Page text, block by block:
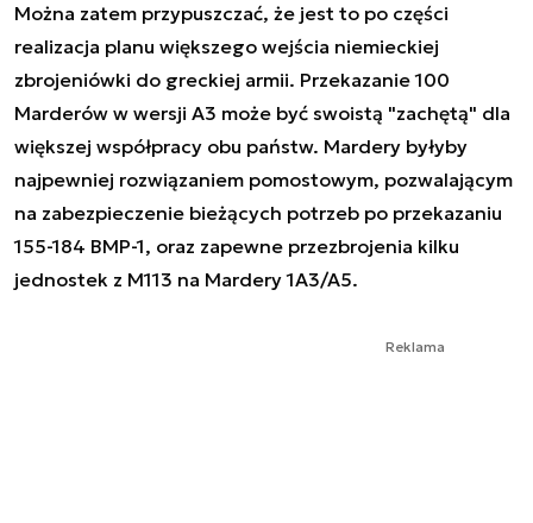
Można zatem przypuszczać, że jest to po części
realizacja planu większego wejścia niemieckiej
zbrojeniówki do greckiej armii. Przekazanie 100
Marderów w wersji A3 może być swoistą "zachętą" dla
większej współpracy obu państw. Mardery byłyby
najpewniej rozwiązaniem pomostowym, pozwalającym
na zabezpieczenie bieżących potrzeb po przekazaniu
155-184 BMP-1, oraz zapewne przezbrojenia kilku
jednostek z M113 na Mardery 1A3/A5.
Reklama